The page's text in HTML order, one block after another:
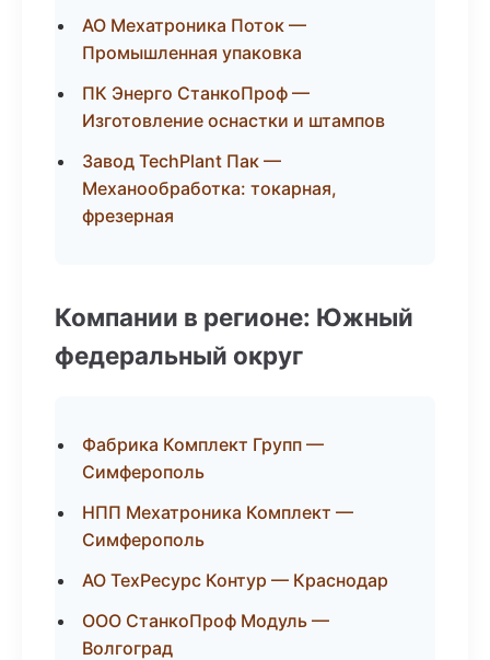
АО Мехатроника Поток —
Промышленная упаковка
ПК Энерго СтанкоПроф —
Изготовление оснастки и штампов
Завод TechPlant Пак —
Механообработка: токарная,
фрезерная
Компании в регионе: Южный
федеральный округ
Фабрика Комплект Групп —
Симферополь
НПП Мехатроника Комплект —
Симферополь
АО ТехРесурс Контур — Краснодар
ООО СтанкоПроф Модуль —
Волгоград